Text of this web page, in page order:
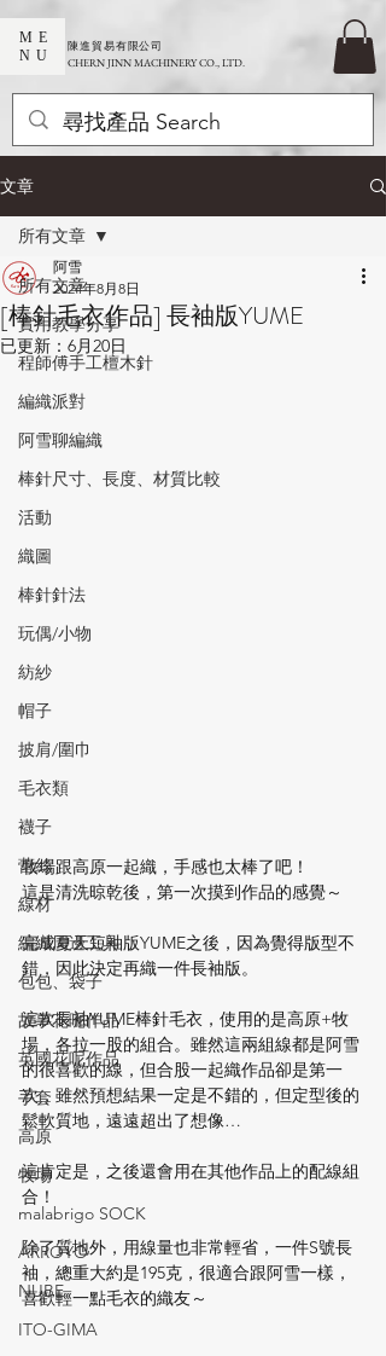
ME
NU
​陳進貿易有限公司
CHERN JINN MACHINERY CO., LTD.
文章
所有文章
實用教學分享
程師傅手工檀木針
編織派對
阿雪聊編織
棒針尺寸、長度、材質比較
活動
織圖
棒針針法
玩偶/小物
紡紗
帽子
披肩/圍巾
毛衣類
襪子
蕾絲
線材
編織周邊工具
包包、袋子
故事花呢作品
英國花呢作品
手套
高原
牧場
malabrigo SOCK
ARROYO
NUBE
ITO-GIMA
所有文章
[棒針毛衣作品] 長袖版YUME
阿雪
2024年8月8日
已更新： 6月20日
牧場跟高原一起織，手感也太棒了吧！
這是清洗晾乾後，第一次摸到作品的感覺～
完成夏天短袖版YUME之後，因為覺得版型不
錯，因此決定再織一件長袖版。
這次長袖YUME棒針毛衣，使用的是高原+牧
場，各拉一股的組合。雖然這兩組線都是阿雪
的很喜歡的線，但合股一起織作品卻是第一
次，雖然預想結果一定是不錯的，但定型後的
鬆軟質地，遠遠超出了想像…
這肯定是，之後還會用在其他作品上的配線組
合！
除了質地外，用線量也非常輕省，一件S號長
袖，總重大約是195克，很適合跟阿雪一樣，
喜歡輕一點毛衣的織友～